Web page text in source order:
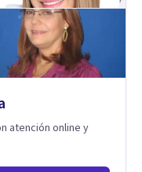
atención online y